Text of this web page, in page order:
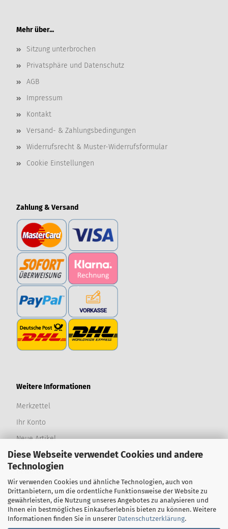
Diese Webseite verwendet Cookies und andere
Technologien
Wir verwenden Cookies und ähnliche Technologien, auch von
Drittanbietern, um die ordentliche Funktionsweise der Website zu
gewährleisten, die Nutzung unseres Angebotes zu analysieren und
Ihnen ein bestmögliches Einkaufserlebnis bieten zu können. Weitere
Informationen finden Sie in unserer Datenschutzerklärung.
Mehr über...
Sitzung unterbrochen
Privatsphäre und Datenschutz
AGB
Impressum
Kontakt
Versand- & Zahlungsbedingungen
Widerrufsrecht & Muster-Widerrufsformular
Cookie Einstellungen
Zahlung & Versand
Weitere Informationen
Merkzettel
Ihr Konto
Neue Artikel
Produktwünsche
Bewertungen
Newsletter
Sitemap
Erweiterte Suche